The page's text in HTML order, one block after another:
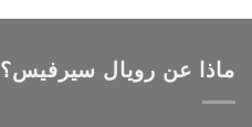
ماذا عن رويال سيرفيس؟